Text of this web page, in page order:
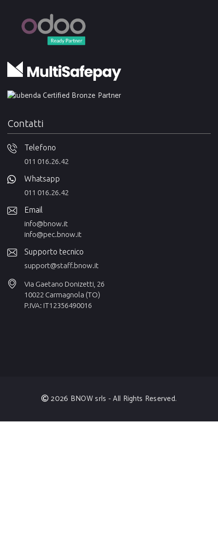
Contatti
Telefono
011 016.26.42
Whatsapp
011 016.26.42
Email
info@bnow.it
info@pec.bnow.it
Supporto tecnico
support@staff.bnow.it
Via Gaetano Donizetti, 26
10022 Carmagnola (TO)
P.IVA: IT12356490016
2026 BNOW srls - All Rights Reserved.